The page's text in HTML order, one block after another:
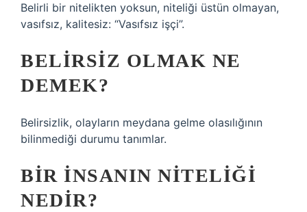
Belirli bir nitelikten yoksun, niteliği üstün olmayan,
vasıfsız, kalitesiz: “Vasıfsız işçi”.
BELIRSIZ OLMAK NE
DEMEK?
Belirsizlik, olayların meydana gelme olasılığının
bilinmediği durumu tanımlar.
BIR INSANIN NITELIĞI
NEDIR?